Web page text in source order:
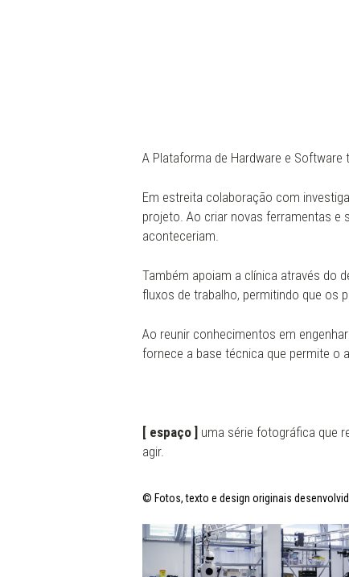
A Plataforma de Hardware e
Em estreita colaboração com
projeto. Ao criar novas ferramentas e
aconteceriam.
Também apoiam a clínica através do
fluxos de trabalho, permitindo que os
Ao reunir conhecimentos em
fornece a base técnica que permite o
[ espaço ] uma série fotográfica que
agir.
© Fotos, texto e design originais